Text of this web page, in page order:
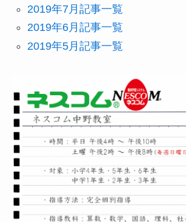
2019年7月記事一覧
2019年6月記事一覧
2019年5月記事一覧